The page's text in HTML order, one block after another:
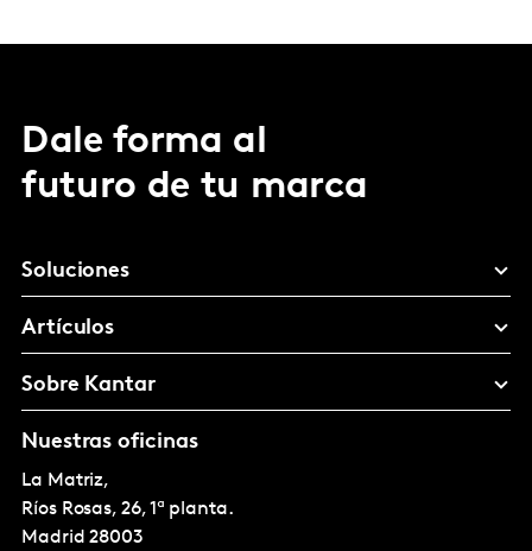
Dale forma al
futuro de tu marca
Soluciones
Artículos
Sobre Kantar
Nuestras oficinas
La Matriz,
Ríos Rosas, 26, 1ª planta.
Madrid 28003